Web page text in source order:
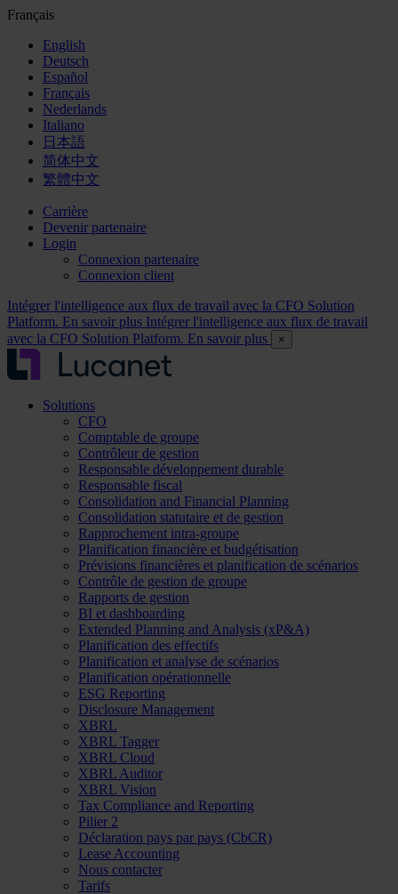
Français
English
Deutsch
Español
Français
Nederlands
Italiano
日本語
简体中文
繁體中文
Carrière
Devenir partenaire
Login
Connexion partenaire
Connexion client
Intégrer l'intelligence aux flux de travail avec la CFO Solution
Platform. En savoir plus Intégrer l'intelligence aux flux de travail
avec la CFO Solution Platform. En savoir plus
×
Solutions
CFO
Comptable de groupe
Contrôleur de gestion
Responsable développement durable
Responsable fiscal
Consolidation and Financial Planning
Consolidation statutaire et de gestion
Rapprochement intra-groupe
Planification financière et budgétisation
Prévisions financières et planification de scénarios
Contrôle de gestion de groupe
Rapports de gestion
BI et dashboarding
Extended Planning and Analysis (xP&A)
Planification des effectifs
Planification et analyse de scénarios
Planification opérationnelle
ESG Reporting
Disclosure Management
XBRL
XBRL Tagger
XBRL Cloud
XBRL Auditor
XBRL Vision
Tax Compliance and Reporting
Pilier 2
Déclaration pays par pays (CbCR)
Lease Accounting
Nous contacter
Tarifs